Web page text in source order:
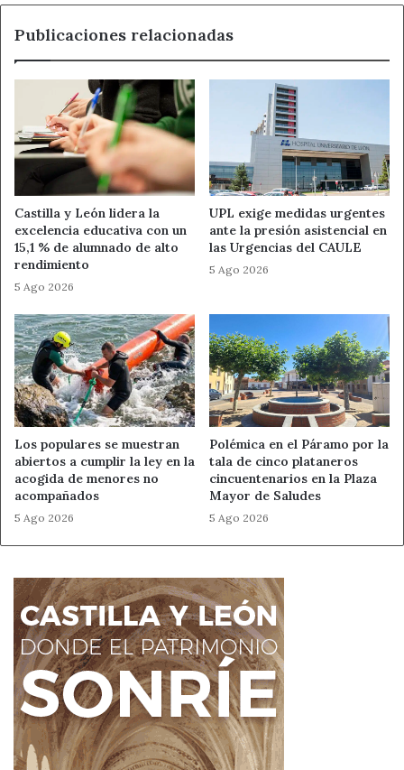
locales
Publicaciones relacionadas
Castilla y León lidera la
excelencia educativa con un
15,1 % de alumnado de alto
rendimiento
5 Ago 2026
UPL exige medidas urgentes
ante la presión asistencial en
las Urgencias del CAULE
5 Ago 2026
Los populares se muestran
abiertos a cumplir la ley en la
acogida de menores no
acompañados
5 Ago 2026
Polémica en el Páramo por la
tala de cinco plataneros
cincuentenarios en la Plaza
Mayor de Saludes
5 Ago 2026